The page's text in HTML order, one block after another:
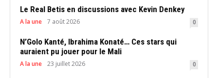
Le Real Betis en discussions avec Kevin Denkey
A la une 7 août 2026 0
N’Golo Kanté, Ibrahima Konaté… Ces stars qui
auraient pu jouer pour le Mali
A la une 23 juillet 2026 0